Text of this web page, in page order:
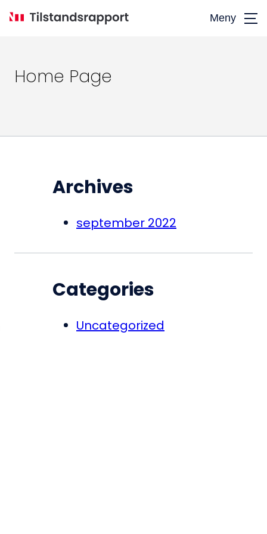
Hopp
Meny
etter:
Home Page
Archives
september 2022
Categories
Uncategorized